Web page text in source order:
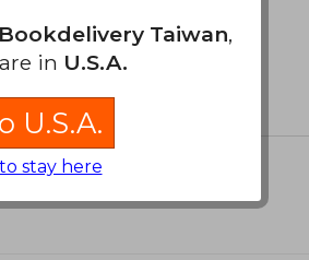
Bookdelivery Taiwan,
in U.S.A.
U.S.A.
to stay here